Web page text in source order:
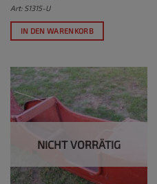
Art: S1315-U
IN DEN WARENKORB
NICHT VORRÄTIG